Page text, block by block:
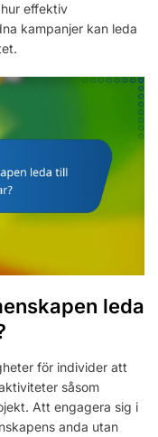
effektiv
kampanjer kan leda
leda
för individer att
såsom
Att engagera sig i
anda utan